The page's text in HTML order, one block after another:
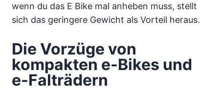
wenn du das E Bike mal anheben muss, stellt
sich das geringere Gewicht als Vorteil heraus.
Die Vorzüge von
kompakten e-Bikes und
e-Falträdern